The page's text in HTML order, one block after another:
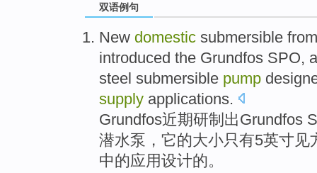
双语例句
New domestic submersible
introduced the Grundfos SPO, a
steel submersible pump
supply applications.
Grundfos近期研制出Grundfos
潜水泵 ，它的大小只有5英寸 见
中的应用设计的。